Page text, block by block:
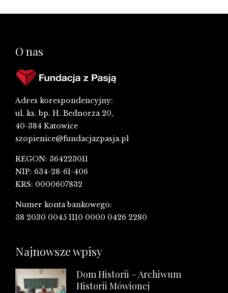
O nas
Adres korespondencyjny:
ul. ks. bp. H. Bednorza 20,
40-384 Katowice
szopienice@fundacjazpasja.pl
REGON: 364223011
NIP: 634-28-61-406
KRS: 0000607832
Numer konta bankowego:
38 2030 0045 1110 0000 0426 2280
Najnowsze wpisy
Dom Historii – Archiwum
Historii Mówionej